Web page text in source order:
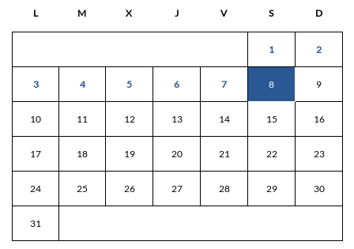
L M X J V S D
1 2
3 4 5 6 7 8 9
10 11 12 13 14 15 16
17 18 19 20 21 22 23
24 25 26 27 28 29 30
31